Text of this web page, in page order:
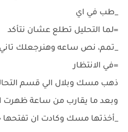
_طب في اي
=لما التحليل تطلع عشان نتأكد
_تمم، نص ساعه وهنرجعلك تاني
=في الانتظار
ذهب مسك وبلال الي قسم
وبعد ما يقارب من ساعة ظهرت
_أخذتها مسك وكادت ان تفتحها